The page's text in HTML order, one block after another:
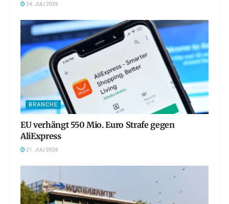
24. JULI 2026
BRANCHE
EU verhängt 550 Mio. Euro Strafe gegen
AliExpress
21. JULI 2026